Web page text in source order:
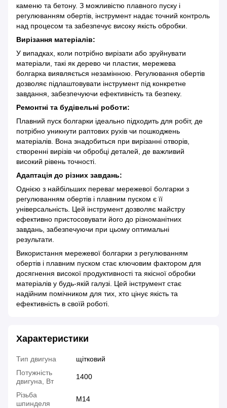
каменю та бетону. З можливістю плавного пуску і
регулюванням обертів, інструмент надає точний контроль
над процесом та забезпечує високу якість обробки.
Вирізання матеріалів:
У випадках, коли потрібно вирізати або зруйнувати
матеріали, такі як дерево чи пластик, мережева
болгарка виявляється незамінною. Регулювання обертів
дозволяє підлаштовувати інструмент під конкретне
завдання, забезпечуючи ефективність та безпеку.
Ремонтні та будівельні роботи:
Плавний пуск болгарки ідеально підходить для робіт, де
потрібно уникнути раптових рухів чи пошкоджень
матеріалів. Вона знадобиться при вирізанні отворів,
створенні вирізів чи обробці деталей, де важливий
високий рівень точності.
Адаптація до різних завдань:
Однією з найбільших переваг мережевої болгарки з
регулюванням обертів і плавним пуском є її
універсальність. Цей інструмент дозволяє майстру
ефективно пристосовувати його до різноманітних
завдань, забезпечуючи при цьому оптимальні
результати.
Використання мережевої болгарки з регулюванням
обертів і плавним пуском стає ключовим фактором для
досягнення високої продуктивності та якісної обробки
матеріалів у будь-якій галузі. Цей інструмент стає
надійним помічником для тих, хто цінує якість та
ефективність в своїй роботі.
Характеристики
Тип двигуна
щітковий
Потужність
двигуна, Вт
1400
Різьба
шпинделя
M14